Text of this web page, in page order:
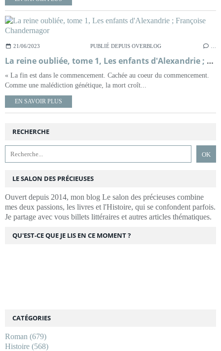
21/06/2023 PUBLIÉ DEPUIS OVERBLOG
La reine oubliée, tome 1, Les enfants d'Alexandrie ; Françoise Chandernagor
« La fin est dans le commencement. Cachée au coeur du commencement.
Comme une malédiction génétique, la mort croît...
EN SAVOIR PLUS
RECHERCHE
LE SALON DES PRÉCIEUSES
Ouvert depuis 2014, mon blog Le salon des précieuses combine
mes deux passions, les livres et l'Histoire, qui se confondent parfois.
Je partage avec vous billets littéraires et autres articles thématiques.
CATÉGORIES
Roman (679)
Histoire (568)
QU'EST-CE QUE JE LIS EN CE MOMENT ?